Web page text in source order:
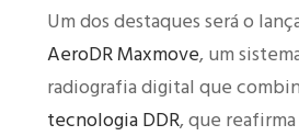
Um dos destaques será o
AeroDR Maxmove, um
radiografia digital que
tecnologia DDR, que